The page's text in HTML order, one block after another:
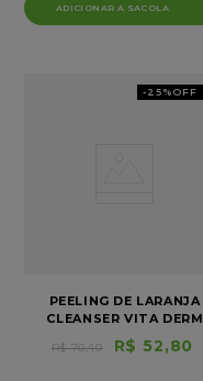
-25%OFF
PEELING DE LARANJA
CLEANSER VITA DERM
R$ 52,80
R$ 70,40